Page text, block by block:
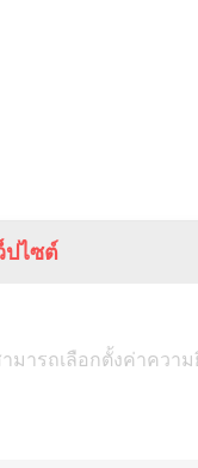
ปไซต์
ารถเลือกตั้งค่าคว